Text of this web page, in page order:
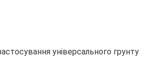
універсального грунту